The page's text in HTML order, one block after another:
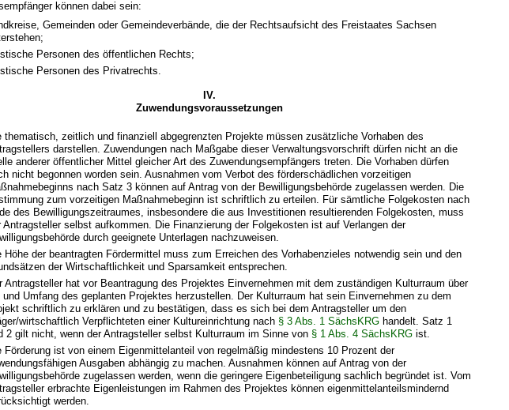
können dabei sein:
Gemeinden oder Gemeindeverbände, die der Rechtsaufsicht des Freistaates Sachsen
Personen des öffentlichen Rechts;
Personen des Privatrechts.
IV.
Zuwendungsvoraussetzungen
thematisch, zeitlich und finanziell abgegrenzten Projekte müssen zusätzliche Vorhaben des
darstellen. Zuwendungen nach Maßgabe dieser Verwaltungsvorschrift dürfen nicht an die
anderer öffentlicher Mittel gleicher Art des Zuwendungsempfängers treten. Die Vorhaben dürfen
nicht begonnen worden sein. Ausnahmen vom Verbot des förderschädlichen vorzeitigen
nach Satz 3 können auf Antrag von der Bewilligungsbehörde zugelassen werden. Die
zum vorzeitigen Maßnahmebeginn ist schriftlich zu erteilen. Für sämtliche Folgekosten nach
des Bewilligungszeitraumes, insbesondere die aus Investitionen resultierenden Folgekosten, muss
Antragsteller selbst aufkommen. Die Finanzierung der Folgekosten ist auf Verlangen der
durch geeignete Unterlagen nachzuweisen.
Höhe der beantragten Fördermittel muss zum Erreichen des Vorhabenzieles notwendig sein und den
der Wirtschaftlichkeit und Sparsamkeit entsprechen.
Antragsteller hat vor Beantragung des Projektes Einvernehmen mit dem zuständigen Kulturraum über
und Umfang des geplanten Projektes herzustellen. Der Kulturraum hat sein Einvernehmen zu dem
schriftlich zu erklären und zu bestätigen, dass es sich bei dem Antragsteller um den
wirtschaftlich Verpflichteten einer Kultureinrichtung nach § 3 Abs. 1 SächsKRG handelt. Satz 1
2 gilt nicht, wenn der Antragsteller selbst Kulturraum im Sinne von § 1 Abs. 4 SächsKRG ist.
Förderung ist von einem Eigenmittelanteil von regelmäßig mindestens 10 Prozent der
Ausgaben abhängig zu machen. Ausnahmen können auf Antrag von der
zugelassen werden, wenn die geringere Eigenbeteiligung sachlich begründet ist. Vom
erbrachte Eigenleistungen im Rahmen des Projektes können eigenmittelanteilsmindernd
werden.